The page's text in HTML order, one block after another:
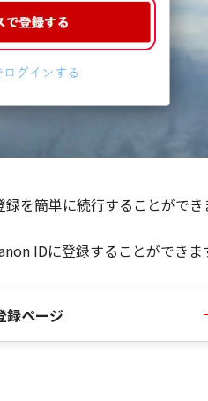
を簡単に続行することができ
IDに登録することができま
録ページ